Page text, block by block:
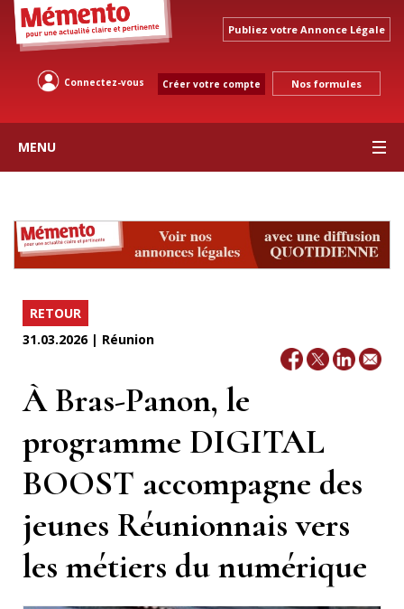
Publiez votre Annonce Légale
Connectez-vous Créer votre compte Nos formules
MENU
RETOUR
31.03.2026 | Réunion
À Bras-Panon, le
programme DIGITAL
BOOST accompagne des
jeunes Réunionnais vers
les métiers du numérique